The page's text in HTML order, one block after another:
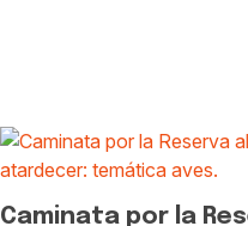
Caminata por la